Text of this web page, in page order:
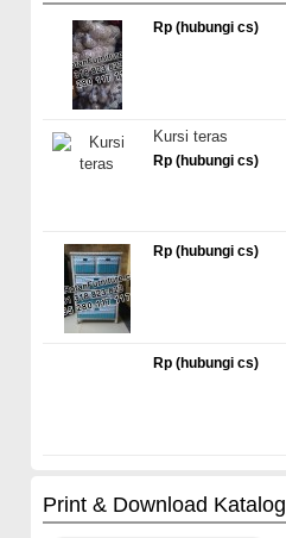
Rp (hubungi cs)
Kursi teras
Rp (hubungi cs)
Rp (hubungi cs)
Rp (hubungi cs)
Print & Download Katalog